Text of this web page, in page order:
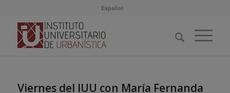
Español
Viernes del IUU con María Fernanda